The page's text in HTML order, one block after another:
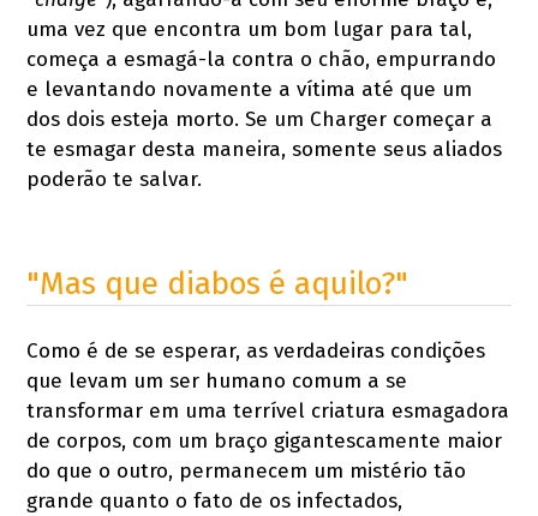
uma vez que encontra um bom lugar para tal,
começa a esmagá-la contra o chão, empurrando
e levantando novamente a vítima até que um
dos dois esteja morto. Se um Charger começar a
te esmagar desta maneira, somente seus aliados
poderão te salvar.
"Mas que diabos é aquilo?"
Como é de se esperar, as verdadeiras condições
que levam um ser humano comum a se
transformar em uma terrível criatura esmagadora
de corpos, com um braço gigantescamente maior
do que o outro, permanecem um mistério tão
grande quanto o fato de os infectados,